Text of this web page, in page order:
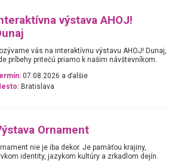
výstava AHOJ!
vás na interaktívnu výstavu AHOJ! Dunaj,
príbehy pritečú priamo k našim návštevníkom.
07.08.2026 a ďalšie
Bratislava
Ornament
nie je iba dekor. Je pamäťou krajiny,
identity, jazykom kultúry a zrkadlom dejín.